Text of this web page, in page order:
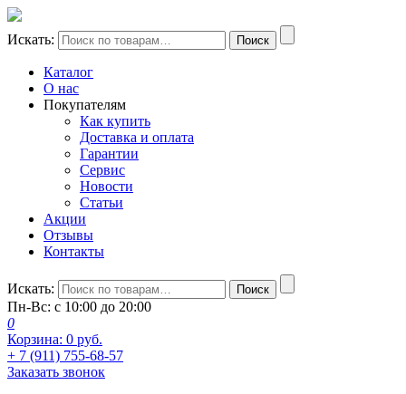
Искать: Поиск
Каталог
О нас
Покупателям
Как купить
Доставка и оплата
Гарантии
Сервис
Новости
Статьи
Акции
Отзывы
Контакты
Искать: Поиск
Пн-Вс: с 10:00 до 20:00
0
Корзина: 0 руб.
+ 7 (911) 755-68-57
Заказать звонок